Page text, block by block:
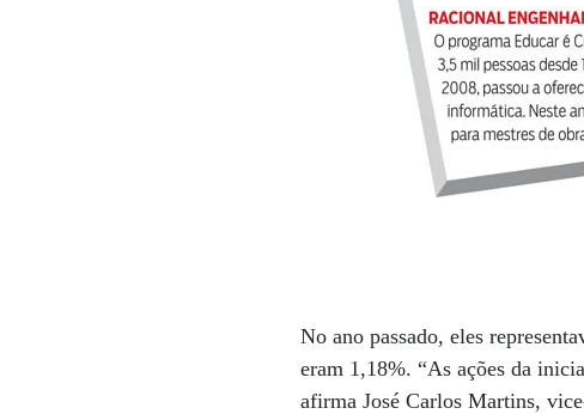
No ano passado, eles
eram 1,18%. “As ações da
afirma José Carlos Martins,